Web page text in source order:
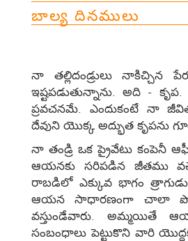
బాల్య దినములు
నా తల్లిదండ్రులు నాకిచ్చిన
ఇష్టపడుతున్నాను. అది -
ప్రవచనమే. ఎందుకంటే నా
దేవుని యొక్క అద్భుత కృపను
నా తండ్రి ఒక ప్రైవేటు కంపెనీ
ఆయనకు సరిపడిన జీతము
రాబడిలో ఎక్కువ భాగం
ఆయన సాధారణంగా చాలా
వస్తుండేవారు. అమ్మయితే
సంబంధాలు పెట్టుకొని వారి